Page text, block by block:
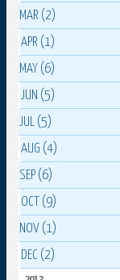
MAR (2)
APR (1)
MAY (6)
JUN (5)
JUL (5)
AUG (4)
SEP (6)
OCT (9)
NOV (1)
DEC (2)